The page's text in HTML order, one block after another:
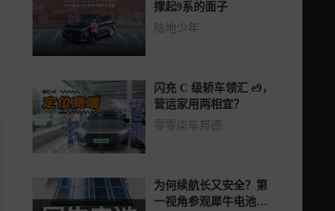
撑起9系的面子
陆地少年
闪充 C 级轿车领汇 e9，
营运家用两相宜？
零零柒车邦德
为何续航长又安全？第
一视角参观犀牛电池生